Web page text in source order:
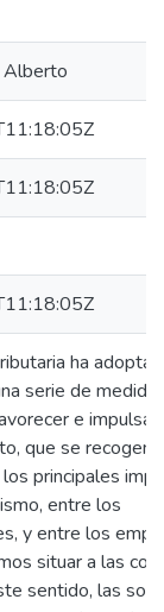
Alberto
ha
serie de
e impulsar
que se recogen
principales
entre los
y entre los
situar a las
sentido, las